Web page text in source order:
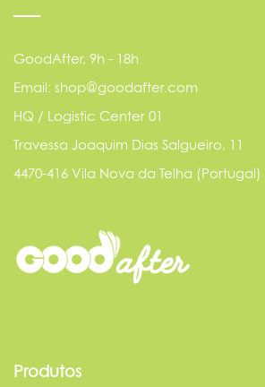
GoodAfter, 9h - 18h
Email: shop@goodafter.com
HQ / Logistic Center 01
Travessa Joaquim Dias Salgueiro, 11
4470-416 Vila Nova da Telha (Portugal)
Produtos